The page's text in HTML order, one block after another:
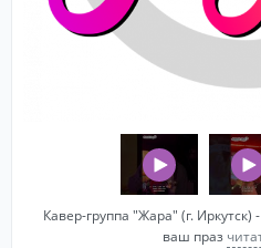
Кавер-группа "Жара" (г.
ваш праз